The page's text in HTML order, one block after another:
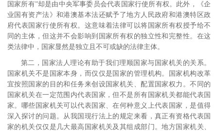
国家所有”却是由中央军事委员会代表国家行使所有权。此外，《企
业国有资产法》和港澳基本法还赋予了地方人民政府和港澳特区政
府代表国家行使所有权。这意味着法律可以将国家所有权授予给不
同的主体，但这并不会影响到国家所有权的独立性和完整性。 在这
类法律中，国家显然是独立且不可或缺的法律主体。
第二，国家法人理论有助于我们理顺国家与国家机关的关系。
国家机关不是国家本身，而仅仅是国家的管理机构。国家机构改革
宜按照国家的目的和任务来创设国家机关、配置国家权力。不同的
国家机关在一定范围内代表国家，但不是所有国家机关都能代表国
家。哪些国家机关可以代表国家、在何种意义上代表国家，是值得
深入探讨的问题。从我国现行法上的规定来看，真正有资格代表国
家的机关仅仅是几大最高国家机关及其组成部门。地方国家机关、